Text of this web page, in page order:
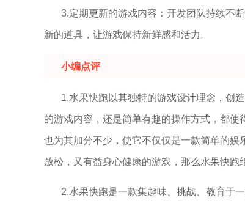
3.定期更新的游戏内容：开发团队持续不
新的道具，让游戏保持新鲜感和活力。
小编点评
1.水果快跑以其独特的游戏设计理念，创
的游戏内容，还是简单有趣的操作方式，都
也为其加分不少，使它不仅仅是一款简单的
放松，又有益身心健康的游戏，那么水果快跑
2.水果快跑是一款集趣味、挑战、教育于